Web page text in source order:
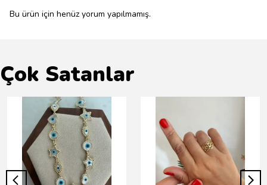
Bu ürün için henüz yorum yapılmamış.
Çok Satanlar